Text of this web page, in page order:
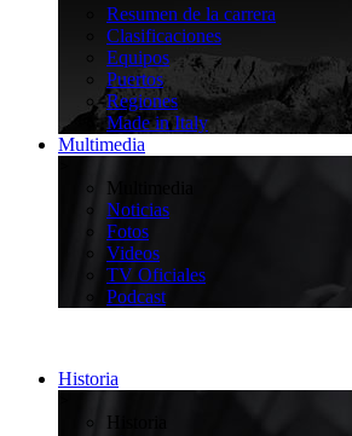
Resumen de la carrera
Clasificaciones
Equipos
Puertos
Regiones
Made in Italy
Multimedia
Multimedia
Noticias
Fotos
Videos
TV Oficiales
Podcast
Historia
Historia